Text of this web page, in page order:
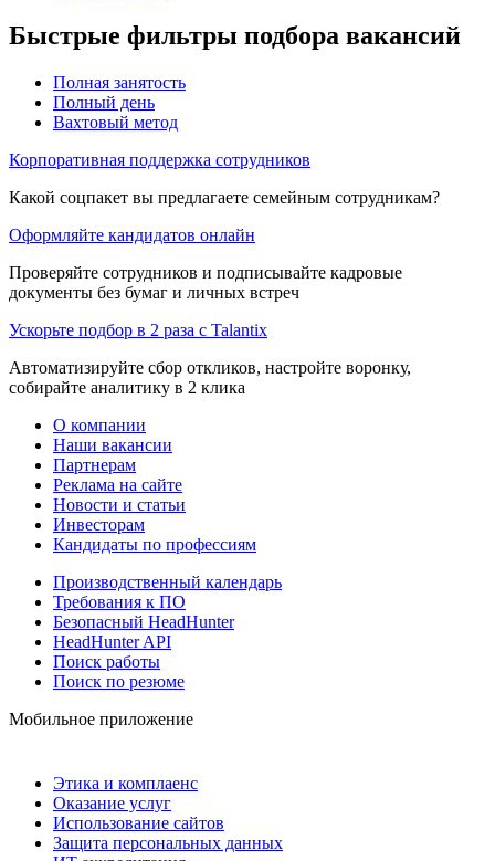
Быстрые фильтры подбора вакансий
Полная занятость
Полный день
Вахтовый метод
Корпоративная поддержка сотрудников
Какой соцпакет вы предлагаете семейным сотрудникам?
Оформляйте кандидатов онлайн
Проверяйте сотрудников и подписывайте кадровые
документы без бумаг и личных встреч
Ускорьте подбор в 2 раза с Talantix
Автоматизируйте сбор откликов, настройте воронку,
собирайте аналитику в 2 клика
О компании
Наши вакансии
Партнерам
Реклама на сайте
Новости и статьи
Инвесторам
Кандидаты по профессиям
Производственный календарь
Требования к ПО
Безопасный HeadHunter
HeadHunter API
Поиск работы
Поиск по резюме
Мобильное приложение
Этика и комплаенс
Оказание услуг
Использование сайтов
Защита персональных данных